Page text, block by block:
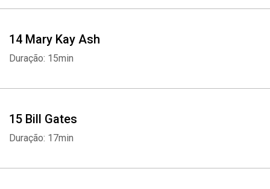
14 Mary Kay Ash
Duração: 15min
15 Bill Gates
Duração: 17min